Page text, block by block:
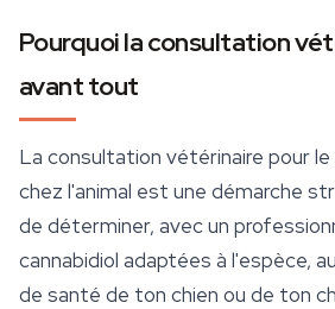
Pourquoi la consultation
avant tout
La consultation vétérinaire pour
chez l'animal est une démarche
de déterminer, avec un
cannabidiol adaptées à l'espèce,
de santé de ton chien ou de ton